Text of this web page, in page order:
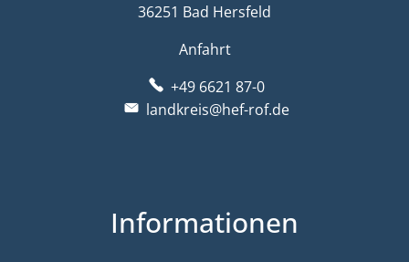
36251 Bad Hersfeld
Anfahrt
+49 6621 87-0
landkreis@hef-rof.de
Informationen